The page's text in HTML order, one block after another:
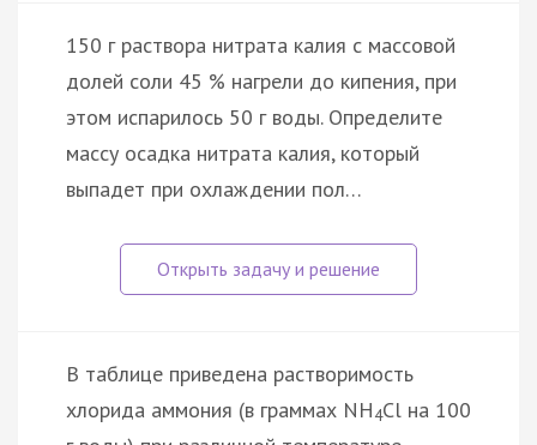
150 г раствора нитрата калия с массовой
долей соли 45 % нагрели до кипения, при
этом испарилось 50 г воды. Определите
массу осадка нитрата калия, который
выпадет при охлаждении пол…
В таблице приведена растворимость
хлорида аммония (в граммах NН4Сl на 100